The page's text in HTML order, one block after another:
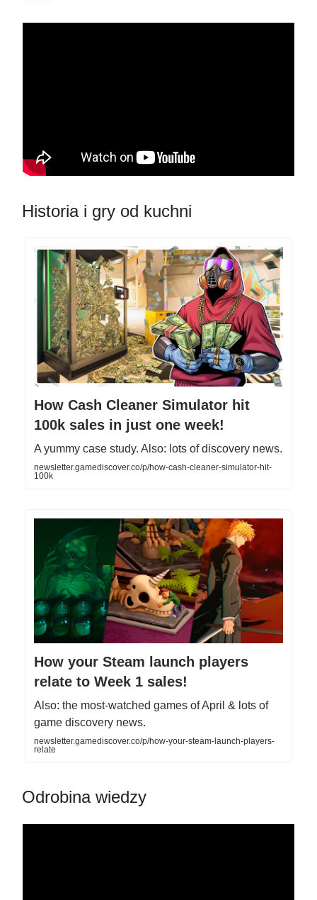
Historia i gry od kuchni
How Cash Cleaner Simulator hit
100k sales in just one week!
A yummy case study. Also: lots of discovery news.
newsletter.gamediscover.co/p/how-cash-cleaner-simulator-hit-
100k
How your Steam launch players
relate to Week 1 sales!
Also: the most-watched games of April & lots of
game discovery news.
newsletter.gamediscover.co/p/how-your-steam-launch-players-
relate
Odrobina wiedzy